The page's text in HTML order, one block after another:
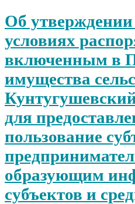
Об
условиях
включенным в
имущества
Кунтугушевский
для
пользование
образующим
субъектов и